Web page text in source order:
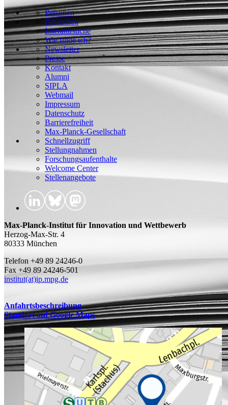
Personen
Bibliothek
Literatursuche
Wie finde ich?
Newsletter
Presse
Kontakt
Alumni
SIPLA
Webmail
Impressum
Datenschutz
Barrierefreiheit
Max-Planck-Gesellschaft
Schnellzugriff
Stellungnahmen
Forschungsaufenthalte
Welcome Center
Stellenangebote
Max-Planck-Institut für Innovation und Wettbewerb
Herzog-Max-Str. 4
80333 München
Telefon +49 89 24246-0
Fax +49 89 24246-501
institut(at)ip.mpg.de
Anfahrtsbeschreibung
Standort auf Google Maps